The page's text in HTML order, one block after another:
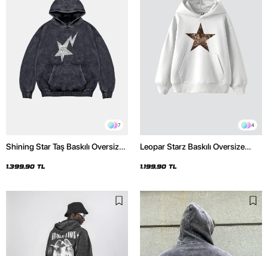
7
Shining Star Taş Baskılı Oversize
Hoodie
1.399,90 TL
4
Leopar Starz Baskılı Oversize
1.199,90 TL